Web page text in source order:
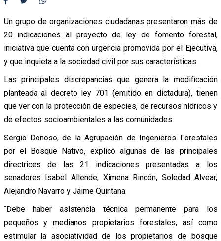
Un grupo de organizaciones ciudadanas presentaron más de
20 indicaciones al proyecto de ley de fomento forestal,
iniciativa que cuenta con urgencia promovida por el Ejecutiva,
y que inquieta a la sociedad civil por sus características.
Las principales discrepancias que genera la modificación
planteada al decreto ley 701 (emitido en dictadura), tienen
que ver con la protección de especies, de recursos hídricos y
de efectos socioambientales a las comunidades.
Sergio Donoso, de la Agrupación de Ingenieros Forestales
por el Bosque Nativo, explicó algunas de las principales
directrices de las 21 indicaciones presentadas a los
senadores Isabel Allende, Ximena Rincón, Soledad Alvear,
Alejandro Navarro y Jaime Quintana.
“Debe haber asistencia técnica permanente para los
pequeños y medianos propietarios forestales, así como
estimular la asociatividad de los propietarios de bosque